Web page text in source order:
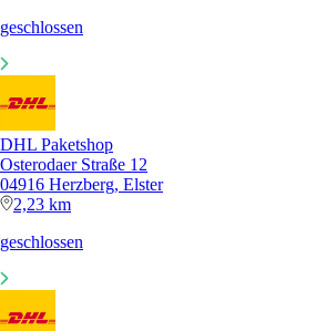
geschlossen
DHL Paketshop
Osterodaer Straße 12
04916 Herzberg, Elster
2,23 km
geschlossen